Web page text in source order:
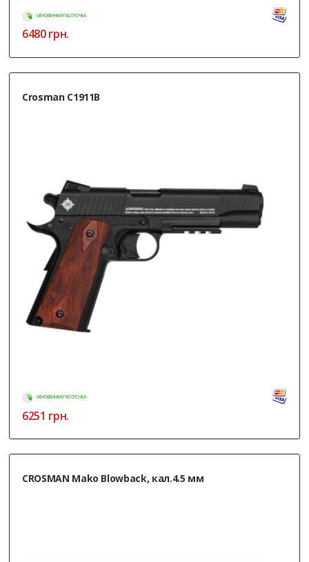
МГНОВЕННАЯ РАССРОЧКА
6480грн.
Crosman C1911B
МГНОВЕННАЯ РАССРОЧКА
6251 грн.
CROSMAN Mako Blowback, кал.4.5 мм